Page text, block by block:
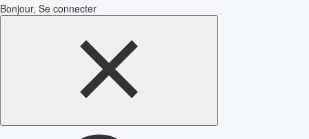
Bonjour, Se connecter